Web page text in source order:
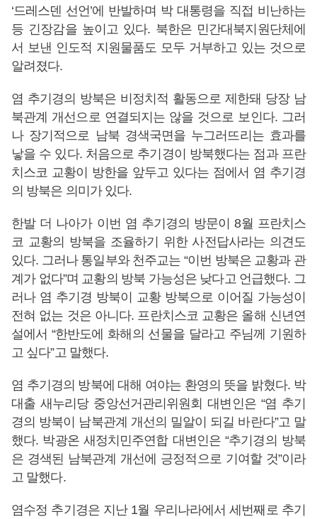
‘드레스덴 선언’에 반발하며 박 대통령을 직접 비난하는
등 긴장감을 높이고 있다. 북한은 민간대북지원단체에
서 보낸 인도적 지원물품도 모두 거부하고 있는 것으로
알려졌다.
염 추기경의 방북은 비정치적 활동으로 제한돼 당장 남
북관계 개선으로 연결되지는 않을 것으로 보인다. 그러
나 장기적으로 남북 경색국면을 누그러뜨리는 효과를
낳을 수 있다. 처음으로 추기경이 방북했다는 점과 프란
치스코 교황이 방한을 앞두고 있다는 점에서 염 추기경
의 방북은 의미가 있다.
한발 더 나아가 이번 염 추기경의 방문이 8월 프란치스
코 교황의 방북을 조율하기 위한 사전답사라는 의견도
있다. 그러나 통일부와 천주교는 “이번 방북은 교황과 관
계가 없다”며 교황의 방북 가능성은 낮다고 언급했다. 그
러나 염 추기경 방북이 교황 방북으로 이어질 가능성이
전혀 없는 것은 아니다. 프란치스코 교황은 올해 신년연
설에서 “한반도에 화해의 선물을 달라고 주님께 기원하
고 싶다”고 말했다.
염 추기경의 방북에 대해 여야는 환영의 뜻을 밝혔다. 박
대출 새누리당 중앙선거관리위원회 대변인은 “염 추기
경의 방북이 남북관계 개선의 밀알이 되길 바란다”고 말
했다. 박광온 새정치민주연합 대변인은 “추기경의 방북
은 경색된 남북관계 개선에 긍정적으로 기여할 것”이라
고 말했다.
염수정 추기경은 지난 1월 우리나라에서 세번째로 추기